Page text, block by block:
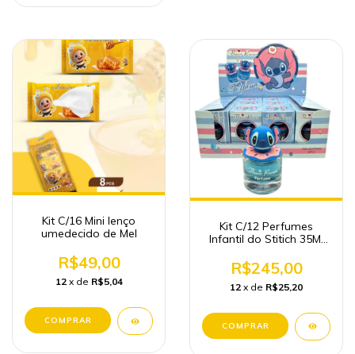
Kit C/16 Mini lenço
umedecido de Mel
R$49,00
12 x de R$5,04
Kit C/12 Perfumes
Infantil do Stitich 35Ml
Stitich)
R$245,00
12 x de R$25,20